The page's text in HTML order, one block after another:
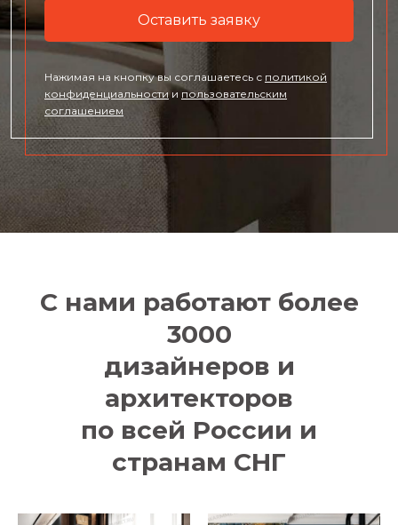
Оставить заявку
Нажимая на кнопку вы соглашаетесь с политикой
конфиденциальностии пользовательским
соглашением
С нами работают более
3000
дизайнеров и
архитекторов
по всей России и
странам СНГ